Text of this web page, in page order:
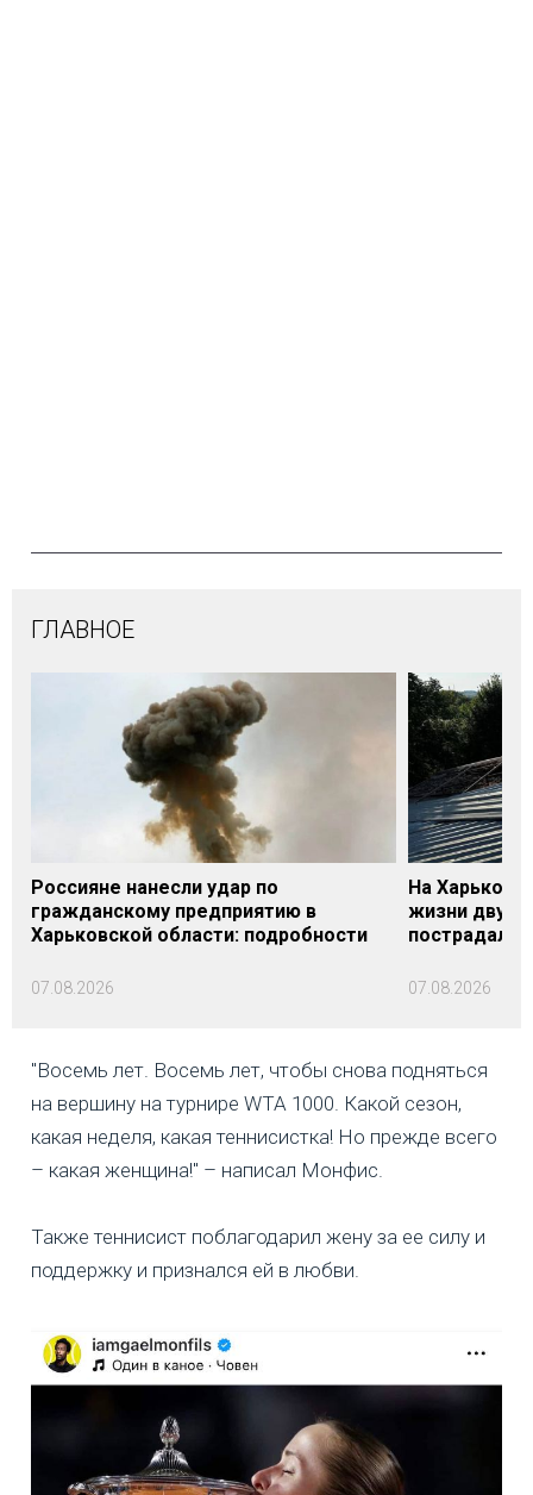
ГЛАВНОЕ
Россияне нанесли удар по
гражданскому предприятию в
Харьковской области: подробности
07.08.2026
На
жизни двух
пострадали
07.08.2026
"Восемь лет. Восемь лет, чтобы снова подняться
на вершину на турнире WTA 1000. Какой сезон,
какая неделя, какая теннисистка! Но прежде всего
– какая женщина!" – написал Монфис.
Также теннисист поблагодарил жену за ее силу и
поддержку и признался ей в любви.